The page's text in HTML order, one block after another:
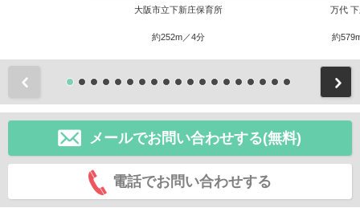
大阪市立下新庄保育所
約252m／4分
万代
約
メールでお問い合わせする(無料)
電話でお問い合わせする